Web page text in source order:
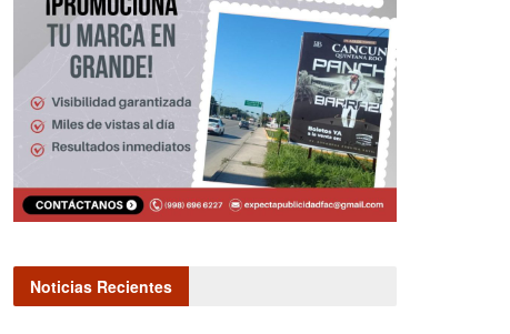
Noticias Recientes